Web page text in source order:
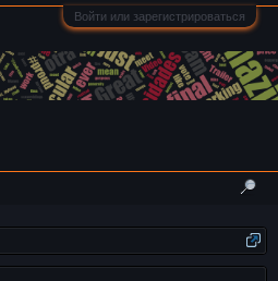
Войти или зарегистрироваться